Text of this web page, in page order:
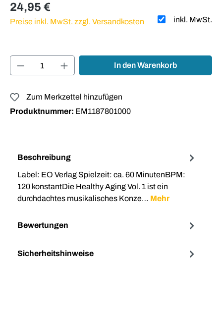
24,95 €
inkl. MwSt.
Preise inkl. MwSt. zzgl. Versandkosten
Produkt Anzahl: Gib den gewünschten
In den Warenkorb
Zum Merkzettel hinzufügen
Produktnummer: EM1187801000
Beschreibung
Label: EO Verlag Spielzeit: ca. 60 MinutenBPM:
120 konstantDie Healthy Aging Vol. 1 ist ein
durchdachtes musikalisches Konze… Mehr
Bewertungen
Sicherheitshinweise